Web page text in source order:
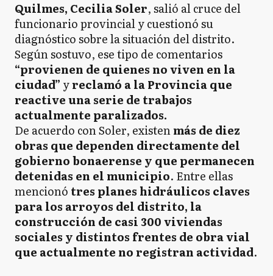
Quilmes, Cecilia Soler, salió al cruce del
funcionario provincial y cuestionó su
diagnóstico sobre la situación del distrito.
Según sostuvo, ese tipo de comentarios
“provienen de quienes no viven en la
ciudad” yreclamó a la Provincia que
reactive una serie de trabajos
actualmente paralizados.
De acuerdo con Soler, existenmás de diez
obras que dependen directamente del
gobierno bonaerense y que permanecen
detenidas en el municipio. Entre ellas
mencionó tres planes hidráulicos claves
para los arroyos del distrito, la
construcción de casi 300 viviendas
sociales y distintos frentes de obra vial
que actualmente no registran actividad.